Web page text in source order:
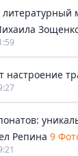
литературный
Репина 9